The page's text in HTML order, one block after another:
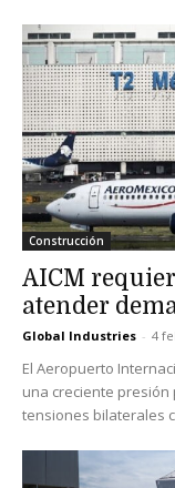
Construcción
AICM
atender
Global Industries - 4
El Aeropuerto
una creciente
tensiones bilaterales